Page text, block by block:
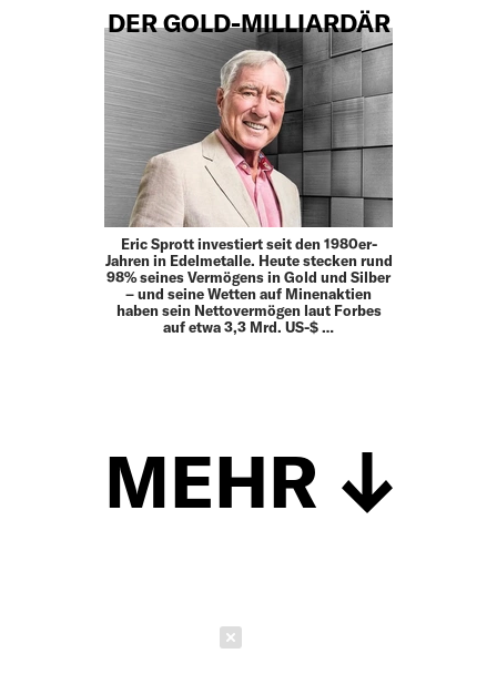
DER GOLD-MILLIARDÄR
Eric Sprott investiert seit den 1980er-
Jahren in Edelmetalle. Heute stecken rund
98% seines Vermögens in Gold und Silber
– und seine Wetten auf Minenaktien
haben sein Nettovermögen laut Forbes
auf etwa 3,3 Mrd. US-$ …
MEHR